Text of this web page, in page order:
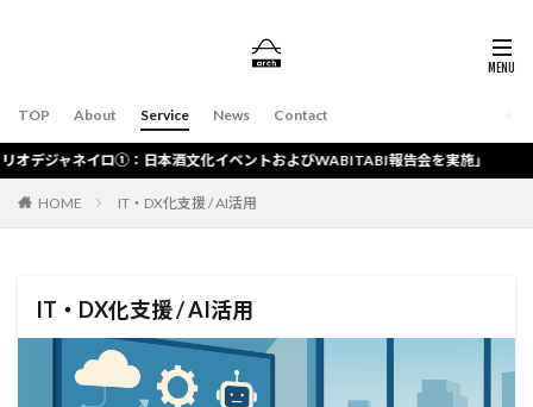
TOP About Service News Contact
イロ①：日本酒文化イベントおよびWABITABI報告会を実施」
HOME IT・DX化支援 / AI活用
IT・DX化支援 / AI活用